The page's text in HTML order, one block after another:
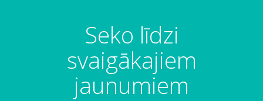
Seko līdzi
svaigākajiem
jaunumiem